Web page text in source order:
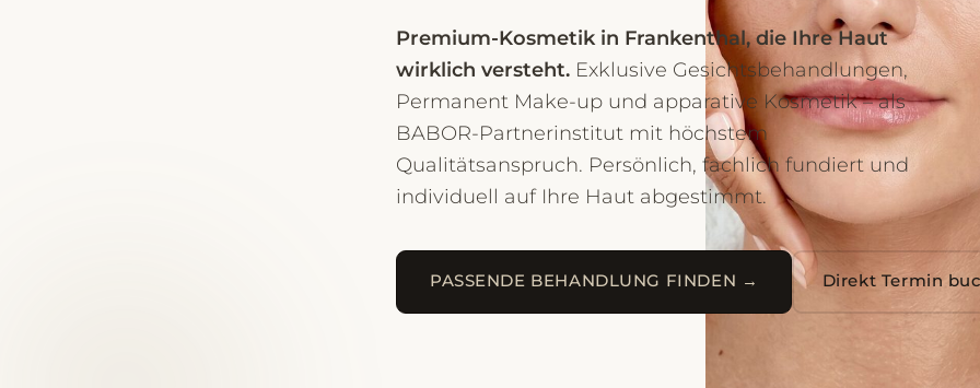
Premium-Kosmetik in Frankenthal, die Ihre Haut
wirklich versteht. Exklusive Gesichtsbehandlungen,
Permanent Make-up und apparative Kosmetik – als
BABOR-Partnerinstitut mit höchstem
Qualitätsanspruch. Persönlich, fachlich fundiert und
individuell auf Ihre Haut abgestimmt.
PASSENDE BEHANDLUNG FINDEN → Direkt Termin